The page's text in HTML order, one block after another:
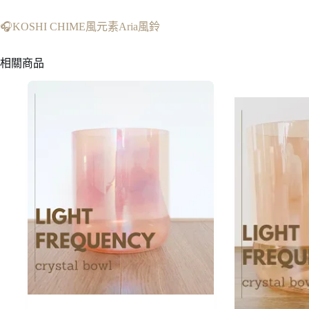
🎧KOSHI CHIME風元素Aria風鈴
相關商品